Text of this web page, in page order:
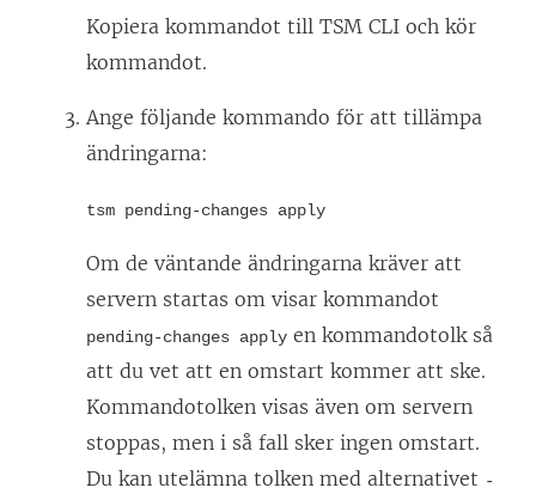
Kopiera kommandot till TSM CLI och kör
kommandot.
Ange följande kommando för att tillämpa
ändringarna:
tsm pending-changes apply
Om de väntande ändringarna kräver att
servern startas om visar kommandot
pending-changes apply en kommandotolk så
att du vet att en omstart kommer att ske.
Kommandotolken visas även om servern
stoppas, men i så fall sker ingen omstart.
Du kan utelämna tolken med alternativet -